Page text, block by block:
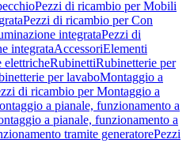
Pezzi di ricambio per Mobili
Pezzi di ricambio per Con
integrataPezzi di
integrataAccessoriElementi
elettricheRubinettiRubinetterie per
per lavaboMontaggio a
di ricambio per Montaggio a
a pianale, funzionamento a
a pianale, funzionamento a
tramite generatorePezzi